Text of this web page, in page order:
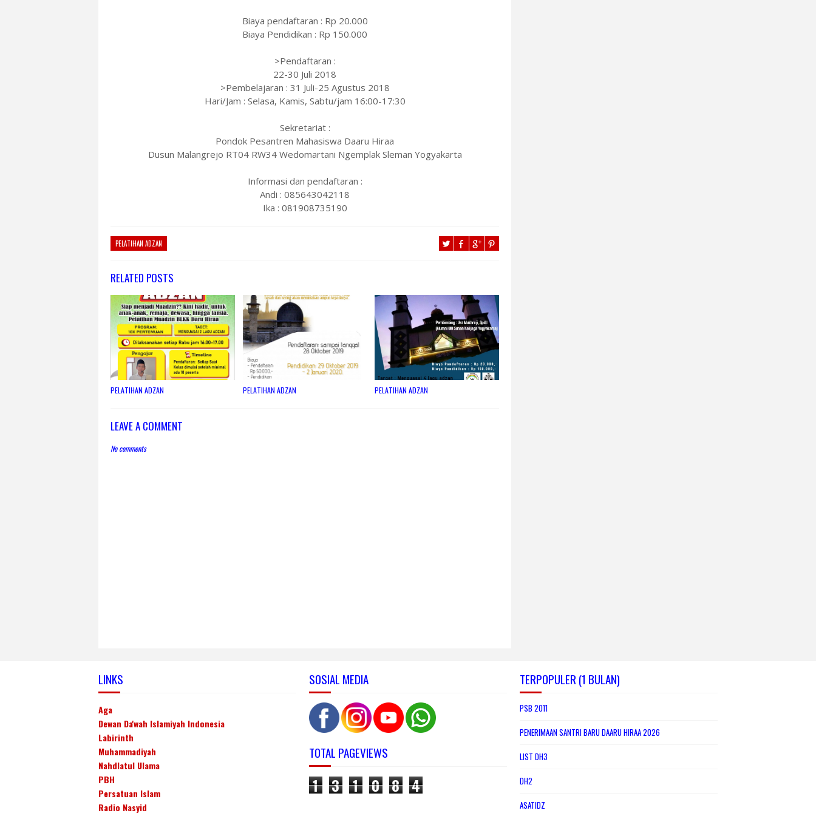
Biaya pendaftaran : Rp 20.000
Biaya Pendidikan : Rp 150.000
>Pendaftaran :
22-30 Juli 2018
>Pembelajaran : 31 Juli-25 Agustus 2018
Hari/Jam : Selasa, Kamis, Sabtu/jam 16:00-17:30
Sekretariat :
Pondok Pesantren Mahasiswa Daaru Hiraa
Dusun Malangrejo RT04 RW34 Wedomartani Ngemplak Sleman Yogyakarta
Informasi dan pendaftaran :
Andi : 085643042118
Ika : 081908735190
PELATIHAN ADZAN
RELATED POSTS
PELATIHAN ADZAN PELATIHAN ADZAN PELATIHAN ADZAN
LEAVE A COMMENT
No comments
LINKS
Aga
Dewan Da'wah Islamiyah Indonesia
Labirinth
Muhammadiyah
Nahdlatul Ulama
PBH
Persatuan Islam
Radio Nasyid
SOSIAL MEDIA
TOTAL PAGEVIEWS
1 3 1 0 8 4
TERPOPULER (1 BULAN)
PSB 2011
PENERIMAAN SANTRI BARU DAARU HIRAA 2026
LIST DH3
DH2
ASATIDZ